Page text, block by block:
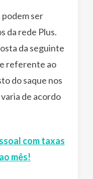
podem ser
da rede Plus.
da seguinte
referente ao
do saque nos
de acordo
com taxas
mês!